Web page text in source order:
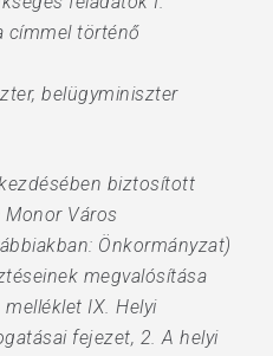
címmel történő
belügyminiszter
biztosított
Város
Önkormányzat)
megvalósítása
IX. Helyi
fejezet, 2. A helyi